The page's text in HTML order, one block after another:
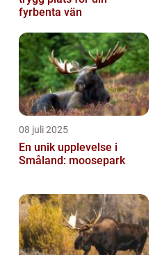
fyrbenta vän
08 juli 2025
En unik upplevelse i
Småland: moosepark